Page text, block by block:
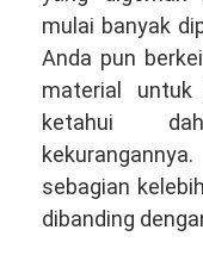
mulai banyak
Anda pun
material untuk
ketahui
sebagian
dibanding